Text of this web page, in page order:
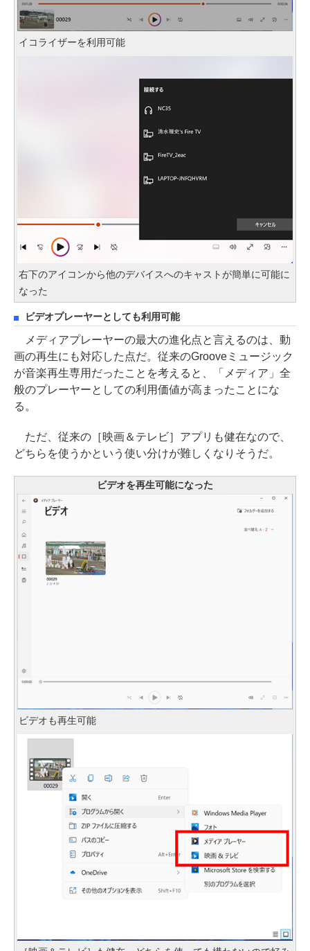
イコライザーを利用可能
右下のアイコンから他のデバイスへのキャストが簡単に可能に
なった
ビデオプレーヤーとしても利用可能
メディアプレーヤーの最大の進化点と言えるのは、動
画の再生にも対応した点だ。従来のGrooveミュージック
が音楽再生専用だったことを考えると、「メディア」全
般のプレーヤーとしての利用価値が高まったことにな
る。
ただ、従来の［映画＆テレビ］アプリも健在なので、
どちらを使うかという使い分けが難しくなりそうだ。
ビデオを再生可能になった
ビデオも再生可能